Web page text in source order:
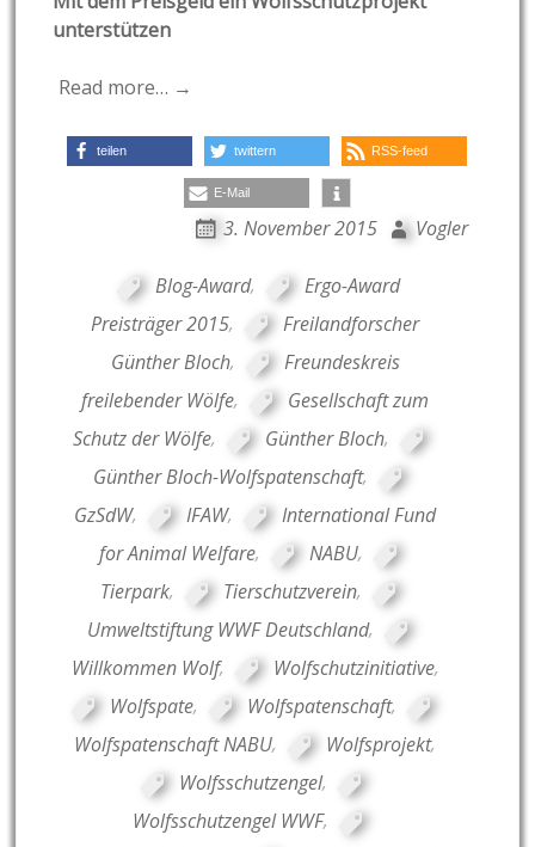
unterstützen
Read more… →
teilen twittern RSS-feed
E-Mail
3. November 2015 Vogler
Blog-Award,
Ergo-Award
Preisträger 2015,
Freilandforscher
Günther Bloch,
Freundeskreis
freilebender Wölfe,
Gesellschaft zum
Schutz der Wölfe, Günther Bloch,
Günther Bloch-Wolfspatenschaft,
GzSdW, IFAW,
International Fund
for Animal Welfare, NABU,
Tierpark, Tierschutzverein,
Umweltstiftung WWF Deutschland,
Willkommen Wolf, Wolfschutzinitiative,
Wolfspate, Wolfspatenschaft,
Wolfspatenschaft NABU, Wolfsprojekt,
Wolfsschutzengel,
Wolfsschutzengel WWF,